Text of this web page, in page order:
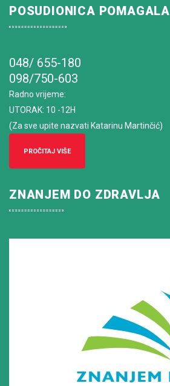
POSUDIONICA POMAGALA
048/ 655-180
098/750-603
Radno vrijeme:
UTORAK: 10 -12H
(Za sve upite nazvati Katarinu Martinčić)
PROČITAJ VIŠE
ZNANJEM DO ZDRAVLJA